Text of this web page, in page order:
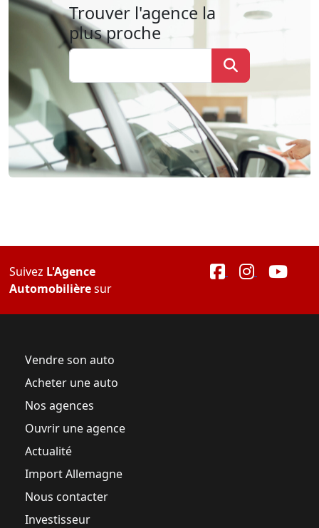
Trouver l'agence la
plus proche
Suivez L'Agence
Automobilièresur
Vendre son auto
Acheter une auto
Nos agences
Ouvrir une agence
Actualité
Import Allemagne
Nous contacter
Investisseur